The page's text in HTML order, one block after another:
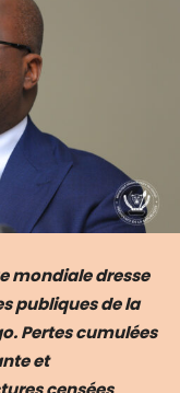
mondiale dresse
publiques de la
Pertes cumulées
et